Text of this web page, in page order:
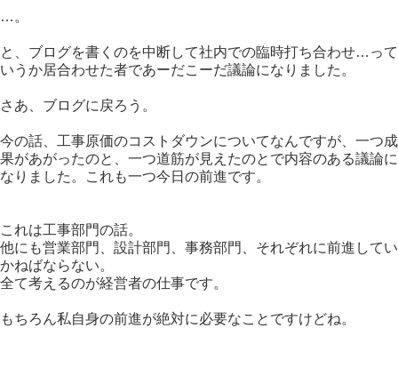
…。
と、ブログを書くのを中断して社内での臨時打ち合わせ…って
いうか居合わせた者であーだこーだ議論になりました。
さあ、ブログに戻ろう。
今の話、工事原価のコストダウンについてなんですが、一つ成
果があがったのと、一つ道筋が見えたのとで内容のある議論に
なりました。これも一つ今日の前進です。
これは工事部門の話。
他にも営業部門、設計部門、事務部門、それぞれに前進してい
かねばならない。
全て考えるのが経営者の仕事です。
もちろん私自身の前進が絶対に必要なことですけどね。